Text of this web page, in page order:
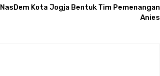
NasDem Kota Jogja Bentuk Tim Pemenangan
Anies